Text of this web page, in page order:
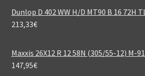
Dunlop D 402 WW H/D MT90 B 16 72H
213,33€
Maxxis 26X12 R 12 58N (305/55-12) M-
147,95€